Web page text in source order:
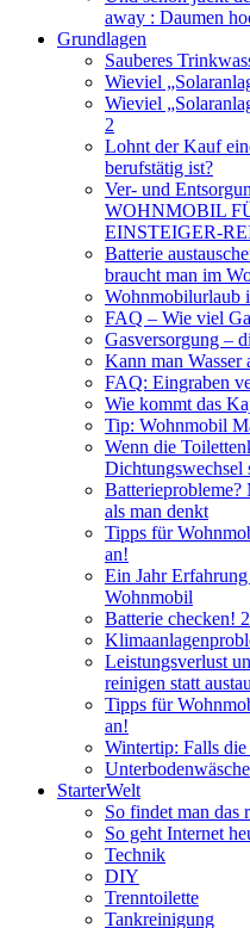
away : Daumen
Grundlagen
Sauberes
Wieviel
Wieviel
2
Lohnt der Kauf
berufstätig ist?
Ver- und
WOHNMOBIL
EINSTEIGER-
Batterie
braucht man im
Wohnmobilurlaub
FAQ – Wie viel
Gasversorgung –
Kann man Wasser
FAQ: Eingraben
Wie kommt das
Tip: Wohnmobil
Wenn die
Dichtungswechsel
Batterieprobleme?
als man denkt
Tipps für
an!
Ein Jahr
Wohnmobil
Batterie checken!
Leistungsverlust
reinigen statt
Tipps für
an!
Wintertip: Falls
Unterbodenwäsche
StarterWelt
So findet man das
So geht Internet
Technik
DIY
Trenntoilette
Tankreinigung